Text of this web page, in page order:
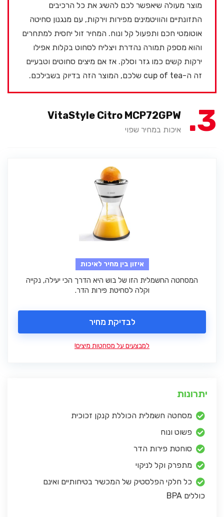
מוצר מעולה שיאפשר לכם להשיג את כל הרכיבים
התזונתיים והוויטמינים מפירות וירקות, עם מנגנון סחיטה
אוטומטי חכם ותפעול קל ונוח. המחיר זול יחסית למתחרים
והוא מספק תמורה נהדרת ויצליח לסחוט בקלות אפילו
ירקות קשים כמו גזר וסלק. אז אם מיצים סחוטים וטבעיים
זה ה-cup of tea שלכם, המוצר הזה בדיוק בשבילכם.
3
VitaStyle Citro MCP72GPW
איכות במחיר שפוי
איזון בין מחיר לאיכות
המסחטה החשמלית הזו של בוש היא הדרך הכי יעילה, נקייה
וקלה לסחיטת פירות הדר.
לבדיקת מחיר
למבצעים על מסחטות מיצים!
יתרונות
מסחטה חשמלית הכוללת קנקן זכוכית
פשוט ונוח
סוחטת פירות הדר
מתפרק וקל לניקוי
כל חלקי הפלסטיק של המכשיר בטיחותיים ואינם
כוללים BPA